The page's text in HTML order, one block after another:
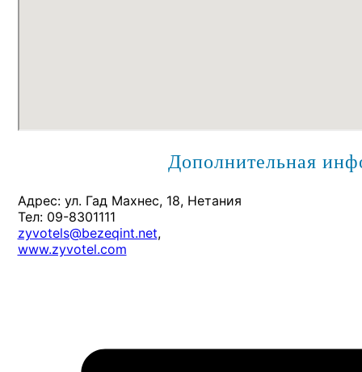
Дополнительная
Адрес: ул. Гад Махнес, 18, Нетания
Тел: 09-8301111
zyvotels@bezeqint.net,
www.zyvotel.com